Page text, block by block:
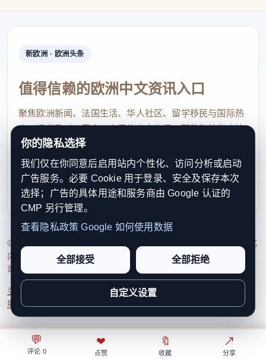
💬
评论 0
❤
点赞
🔖
收藏
↗
分享
里看的不是当前2026年的工资，而是2024年的收入
如果孩子年龄在6至15岁，并且家庭已经是 CAF 或
MSA 受益人，一般不需要额外申请，符合条件的话会
自动发放。如果孩子还没满6岁但已经上 CP，家长需
要向 CAF 或 MSA 提交学校证明。
如果孩子年龄在16至18岁，家长不能忘记一个步骤：
从7月中旬开始，需要在 CAF 的 “Mon compte” 或手
机 App 里声明孩子2026年9月仍在上学或做学徒，否
则可能影响发放。
还有一种情况也值得注意：如果家庭收入只是略微超
过上限，并不一定完全拿不到钱。法国制度中可能存
在一项
，也就是差额补助，
如果还不是 CAF 或 MSA 受益人，家长需要先办理家
新欧洲 · 欧洲头条
值得信赖的欧洲中文资讯入口
聚焦欧洲新闻、法国生活、华人社区、留学移民与国际热
点，提供及时、真实、实用的中文资讯，帮助海外华人快
速了解欧洲动态。
contact@xinouzhou.com
服务支持、版权与合作：工作日优先处理站务、投稿与权
利通知
© 2026 新欧洲·欧洲头条. All Rights Reserved. 本网站持续优化
内容透明度、联系方式与用户权利说明，以提升品牌信任感和
站点完整度。
关于我们 编辑规范日期归档隐私政策
服务条款联系我们
你的隐私选择
我们仅在你同意后启用站内个性化、访问分析或启动
广告服务。必要 Cookie 用于登录、安全及保存本次
选择；广告的具体用途和服务商由 Google 认证的
CMP 另行管理。
查看隐私政策 Google 如何使用数据
全部接受 全部拒绝
自定义设置
⌂
首页
◎
关注
↗
热榜
○
我的